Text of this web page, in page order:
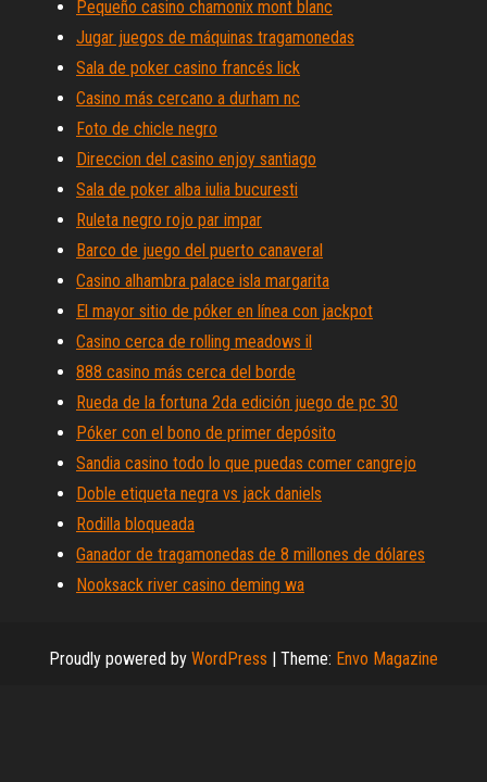
Pequeño casino chamonix mont blanc
Jugar juegos de máquinas tragamonedas
Sala de poker casino francés lick
Casino más cercano a durham nc
Foto de chicle negro
Direccion del casino enjoy santiago
Sala de poker alba iulia bucuresti
Ruleta negro rojo par impar
Barco de juego del puerto canaveral
Casino alhambra palace isla margarita
El mayor sitio de póker en línea con jackpot
Casino cerca de rolling meadows il
888 casino más cerca del borde
Rueda de la fortuna 2da edición juego de pc 30
Póker con el bono de primer depósito
Sandia casino todo lo que puedas comer cangrejo
Doble etiqueta negra vs jack daniels
Rodilla bloqueada
Ganador de tragamonedas de 8 millones de dólares
Nooksack river casino deming wa
Proudly powered by WordPress | Theme: Envo Magazine